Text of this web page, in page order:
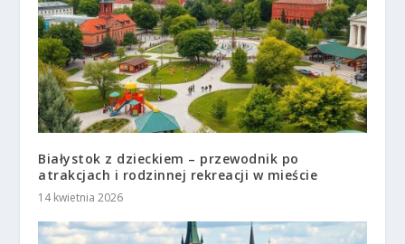
Białystok z dzieckiem – przewodnik po
atrakcjach i rodzinnej rekreacji w mieście
14 kwietnia 2026